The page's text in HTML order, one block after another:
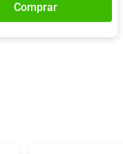
Comprar